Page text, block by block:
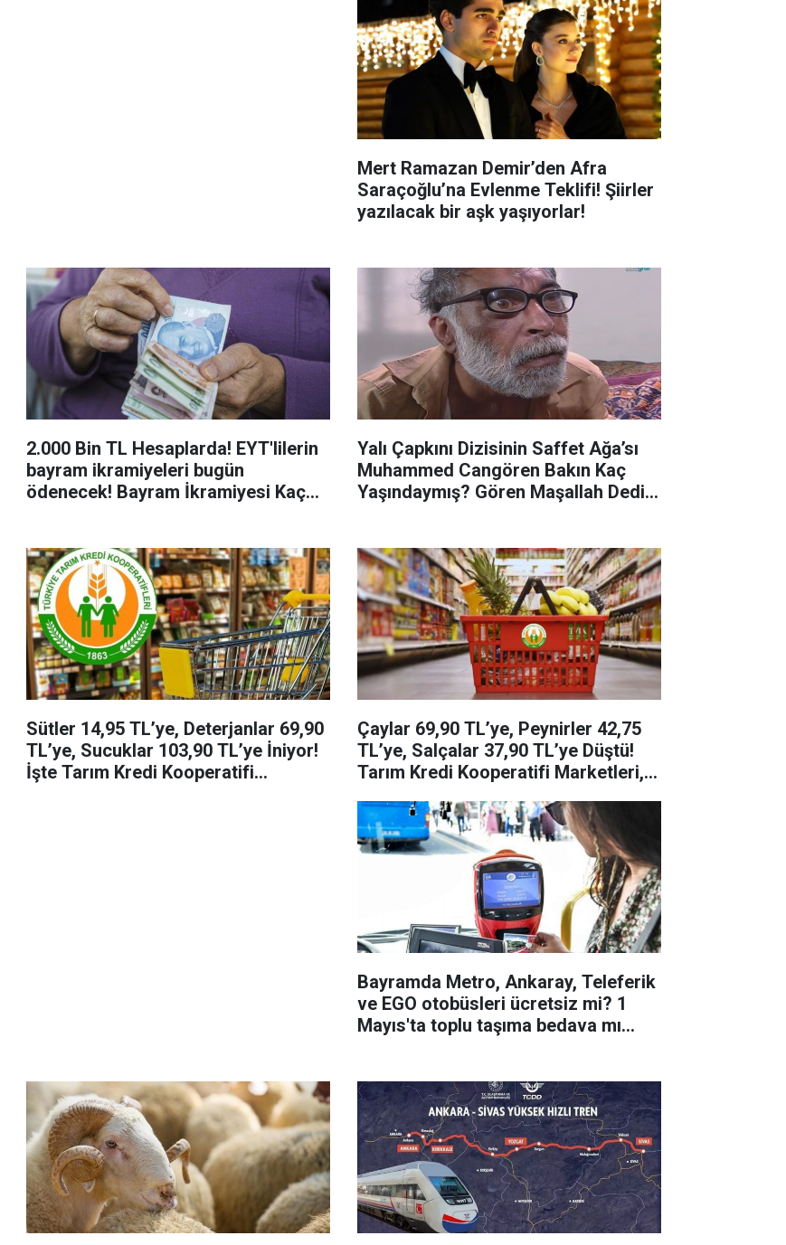
Mert Ramazan Demir’den Afra
Saraçoğlu’na Evlenme Teklifi! Şiirler
yazılacak bir aşk yaşıyorlar!
2.000 Bin TL Hesaplarda! EYT'lilerin
bayram ikramiyeleri bugün
ödenecek! Bayram İkramiyesi Kaç
Yalı Çapkını Dizisinin Saffet Ağa’sı
Muhammed Cangören Bakın Kaç
Yaşındaymış? Gören Maşallah Dedi!
Sütler 14,95 TL’ye, Deterjanlar 69,90
TL’ye, Sucuklar 103,90 TL’ye İniyor!
İşte Tarım Kredi Kooperatifi
Çaylar 69,90 TL’ye, Peynirler 42,75
TL’ye, Salçalar 37,90 TL’ye Düştü!
Tarım Kredi Kooperatifi Marketleri,
Son Gün
Bayramda Metro, Ankaray, Teleferik
ve EGO otobüsleri ücretsiz mi? 1
Mayıs'ta toplu taşıma bedava mı